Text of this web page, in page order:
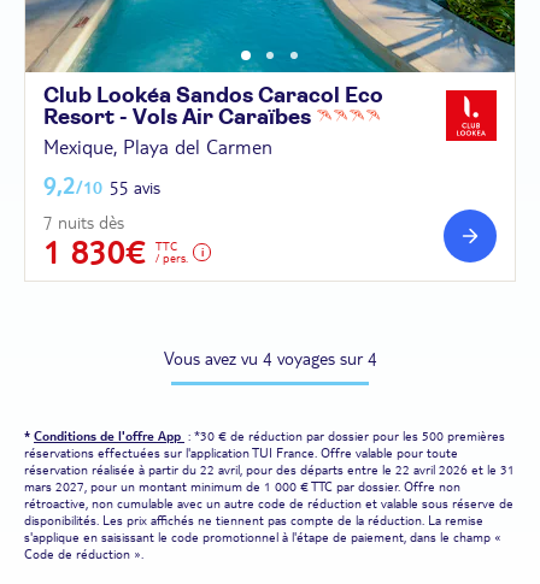
Club Lookéa Sandos Caracol Eco
Resort - Vols Air Caraïbes
Mexique, Playa del Carmen
9,2/10 55 avis
7 nuits dès
1 830€
TTC
/ pers.
Vous avez vu 4 voyages sur 4
* Conditions de l'offre App : *30 € de réduction par dossier pour les 500 premières
réservations effectuées sur l'application TUI France. Offre valable pour toute
réservation réalisée à partir du 22 avril, pour des départs entre le 22 avril 2026 et le 31
mars 2027, pour un montant minimum de 1 000 € TTC par dossier. Offre non
rétroactive, non cumulable avec un autre code de réduction et valable sous réserve de
disponibilités. Les prix affichés ne tiennent pas compte de la réduction. La remise
s'applique en saisissant le code promotionnel à l'étape de paiement, dans le champ «
Code de réduction ».